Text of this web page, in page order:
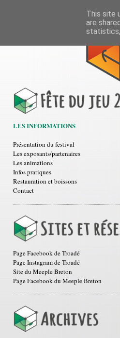
LES INFORMATIONS
Présentation du festival
Les exposants/partenaires
Les animations
Infos pratiques
Restauration et boissons
Contact
Page Facebook de Troadé
Page Instagram de Troadé
Site du Meeple Breton
Page Facebook du Meeple Breton
This site
are